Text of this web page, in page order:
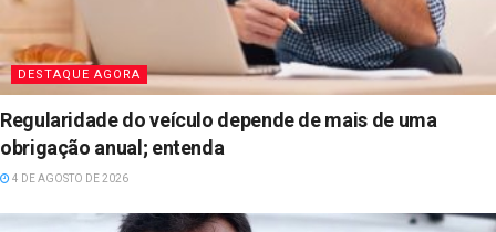
DESTAQUE AGORA
Regularidade do veículo depende de mais de uma
obrigação anual; entenda
4 DE AGOSTO DE 2026